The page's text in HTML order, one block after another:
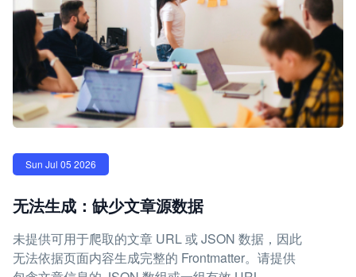
Sun Jul 05 2026
无法生成：缺少文章源数据
未提供可用于爬取的文章 URL 或 JSON 数据，因此
无法依据页面内容生成完整的 Frontmatter。请提供